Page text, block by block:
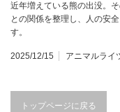
近年増えている熊の出没。
との関係を整理し、人の安
す。
2025/12/15 アニマルライ
トップページに戻る